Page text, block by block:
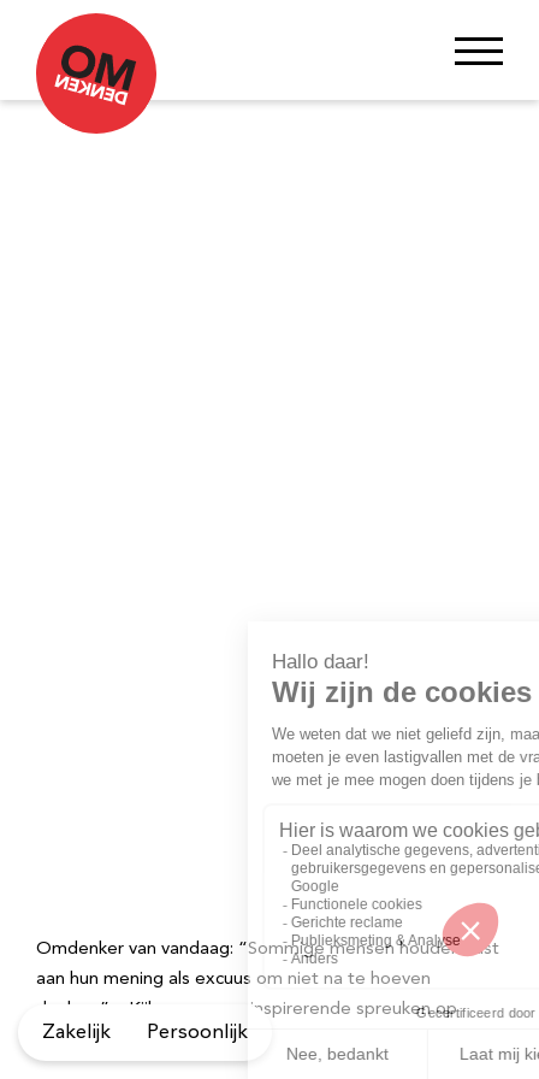
Omdenker van vandaag: “Sommige mensen houden vast
aan hun mening als excuus om niet na te hoeven
denken.” – Kijk voor meer inspirerende spreuken op
Omdenken.nl
Zakelijk Persoonlijk